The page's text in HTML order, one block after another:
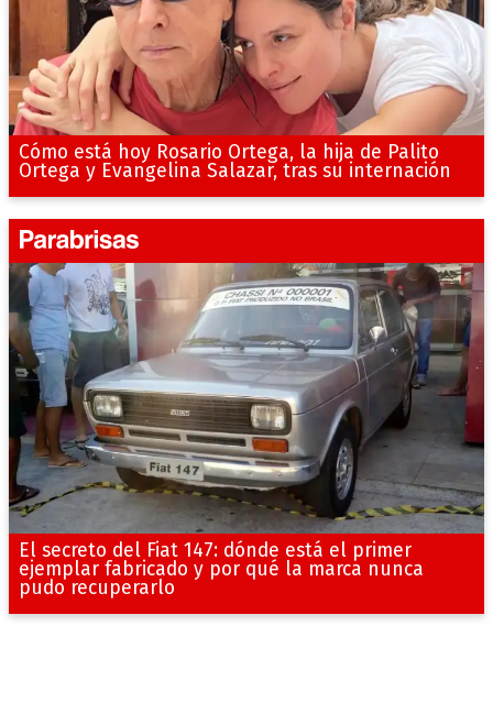
Cómo está hoy Rosario Ortega, la hija de Palito
Ortega y Evangelina Salazar, tras su internación
El secreto del Fiat 147: dónde está el primer
ejemplar fabricado y por qué la marca nunca
pudo recuperarlo